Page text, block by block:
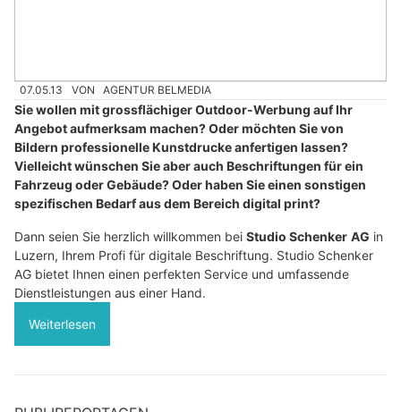
07.05.13 VON AGENTUR BELMEDIA
Sie wollen mit grossflächiger Outdoor-Werbung auf Ihr
Angebot aufmerksam machen? Oder möchten Sie von
Bildern professionelle Kunstdrucke anfertigen lassen?
Vielleicht wünschen Sie aber auch Beschriftungen für ein
Fahrzeug oder Gebäude? Oder haben Sie einen sonstigen
spezifischen Bedarf aus dem Bereich digital print?
Dann seien Sie herzlich willkommen bei Studio Schenker AG in
Luzern, Ihrem Profi für digitale Beschriftung. Studio Schenker
AG bietet Ihnen einen perfekten Service und umfassende
Dienstleistungen aus einer Hand.
Weiterlesen